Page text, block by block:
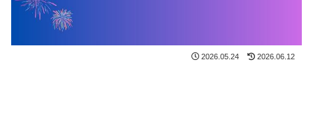
2026.05.24 2026.06.12